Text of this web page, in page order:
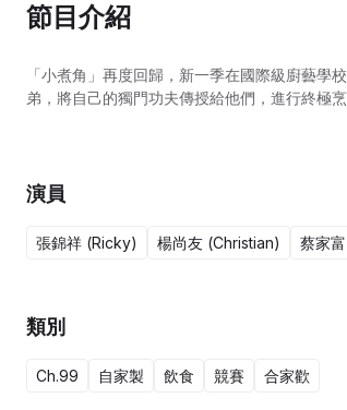
節目介紹
「小煮角」再度回歸，新一季在國際級廚藝
弟，將自己的獨門功夫傳授給他們，進行終極烹
演員
張錦祥 (Ricky) 楊尚友 (Christian) 蔡家富
類別
Ch.99 自家製 飲食 競賽 合家歡